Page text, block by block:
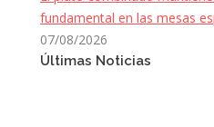
fundamental en las mesas
07/08/2026
Últimas Noticias